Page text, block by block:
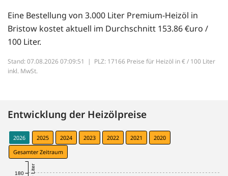
Eine Bestellung von 3.000 Liter Premium-Heizöl in
Bristow kostet aktuell im Durchschnitt 153.86 €uro /
100 Liter.
Stand: 07.08.2026 07:09:51 | PLZ: 17166 Preise für Heizöl in € / 100 Liter
inkl. MwSt.
Entwicklung der Heizölpreise
2026 2025 2024 2023 2022 2021
2020
Gesamter Zeitraum
180